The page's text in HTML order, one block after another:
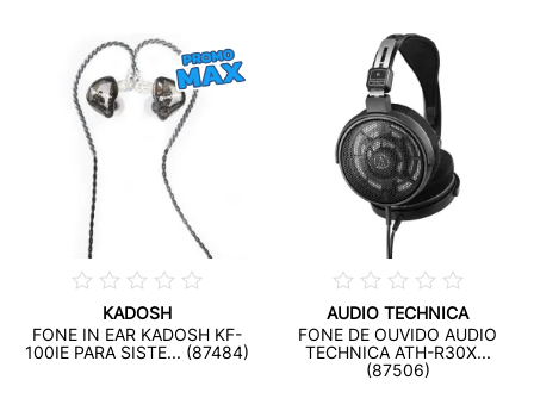
KADOSH
FONE IN EAR KADOSH KF-
100IE PARA SISTE... (87484)
AUDIO TECHNICA
FONE DE OUVIDO AUDIO
TECHNICA ATH-R30X...
(87506)